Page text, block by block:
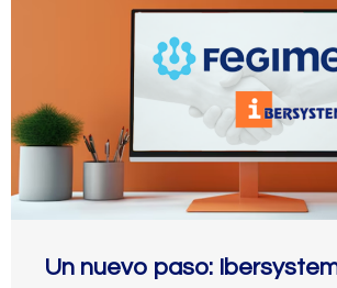
Un nuevo paso: